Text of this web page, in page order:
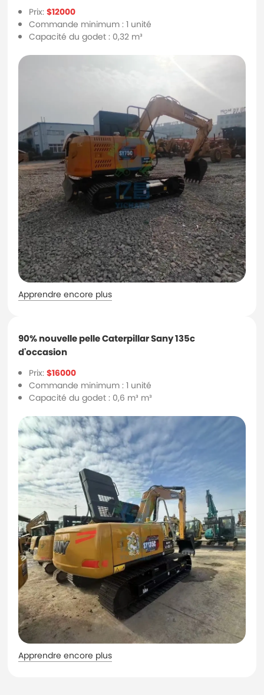
Prix:$12000
Commande minimum : 1 unité
Capacité du godet : 0,32 m³
Apprendre encore plus
90% nouvelle pelle Caterpillar Sany 135c
d'occasion
Prix:$16000
Commande minimum : 1 unité
Capacité du godet : 0,6 m³ m³
Apprendre encore plus